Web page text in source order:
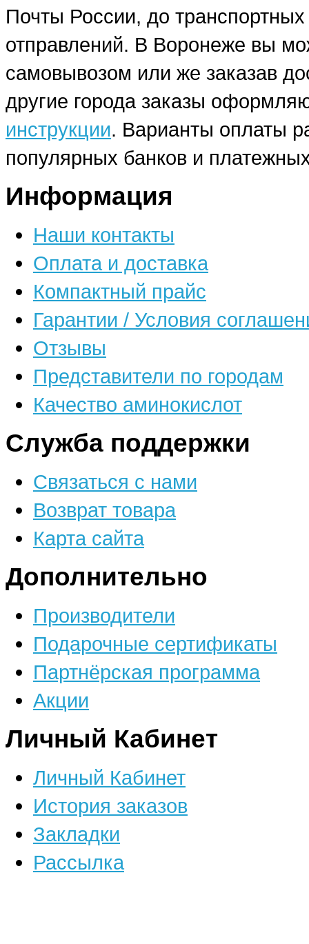
Почты России, до
отправлений. В Воронеже вы
самовывозом или же заказав
другие города заказы
инструкции. Варианты оплаты
популярных банков и
Информация
Наши контакты
Оплата и доставка
Компактный прайс
Гарантии / Условия
Отзывы
Представители по городам
Качество аминокислот
Служба поддержки
Связаться с нами
Возврат товара
Карта сайта
Дополнительно
Производители
Подарочные сертификаты
Партнёрская программа
Акции
Личный Кабинет
Личный Кабинет
История заказов
Закладки
Рассылка